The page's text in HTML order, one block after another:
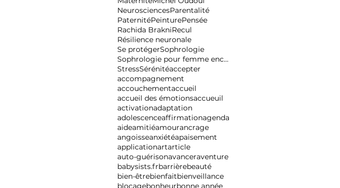
NeurosciencesParentalité
PaternitéPeinturePensée
Rachida BrakniRecul
Résilience neuronale
Se protégerSophrologie
Sophrologie pour femme enceinte
StressSérénitéaccepter
accompagnement
accouchementaccueil
accueil des émotionsaccueuil
activationadaptation
adolescenceaffirmationagenda
aideamitiéamourancrage
angoisseanxiétéapaisement
applicationartarticle
auto-guérisonavanceraventure
babysists.frbarrièrebeauté
bien-êtrebienfaitbienveillance
blocagebonheurbonne année